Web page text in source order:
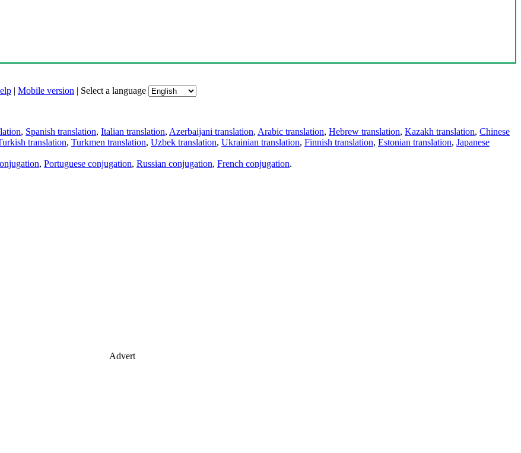
| Mobile version | Select a language
, Spanish translation, Italian translation, Azerbaijani translation, Arabic translation, Hebrew translation, Kazakh translation, Chinese
translation, Turkmen translation, Uzbek translation, Ukrainian translation, Finnish translation, Estonian translation, Japanese
, Portuguese conjugation, Russian conjugation, French conjugation.
Advert